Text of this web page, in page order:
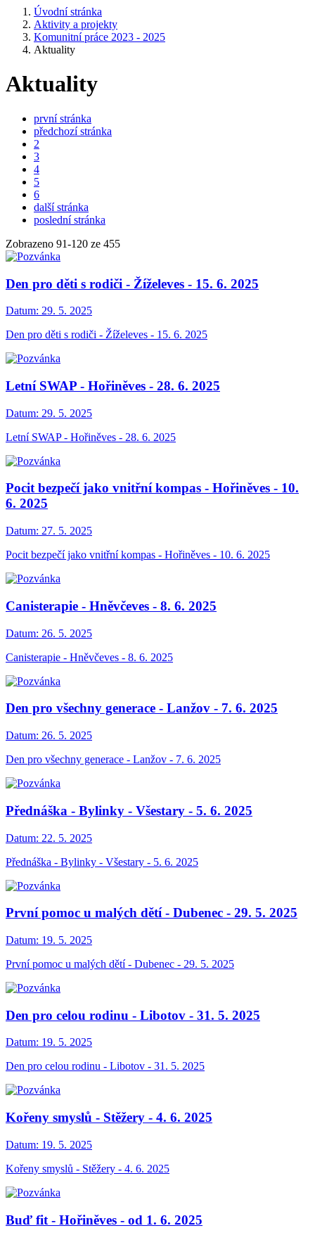
Úvodní stránka
Aktivity a projekty
Komunitní práce 2023 - 2025
Aktuality
Aktuality
první stránka
předchozí stránka
2
3
4
5
6
další stránka
poslední stránka
Zobrazeno 91-120 ze 455
Den pro děti s rodiči - Žíželeves - 15. 6. 2025
Datum: 29. 5. 2025
Den pro děti s rodiči - Žíželeves - 15. 6. 2025
Letní SWAP - Hořiněves - 28. 6. 2025
Datum: 29. 5. 2025
Letní SWAP - Hořiněves - 28. 6. 2025
Pocit bezpečí jako vnitřní kompas - Hořiněves - 10.
6. 2025
Datum: 27. 5. 2025
Pocit bezpečí jako vnitřní kompas - Hořiněves - 10. 6. 2025
Canisterapie - Hněvčeves - 8. 6. 2025
Datum: 26. 5. 2025
Canisterapie - Hněvčeves - 8. 6. 2025
Den pro všechny generace - Lanžov - 7. 6. 2025
Datum: 26. 5. 2025
Den pro všechny generace - Lanžov - 7. 6. 2025
Přednáška - Bylinky - Všestary - 5. 6. 2025
Datum: 22. 5. 2025
Přednáška - Bylinky - Všestary - 5. 6. 2025
První pomoc u malých dětí - Dubenec - 29. 5. 2025
Datum: 19. 5. 2025
První pomoc u malých dětí - Dubenec - 29. 5. 2025
Den pro celou rodinu - Libotov - 31. 5. 2025
Datum: 19. 5. 2025
Den pro celou rodinu - Libotov - 31. 5. 2025
Kořeny smyslů - Stěžery - 4. 6. 2025
Datum: 19. 5. 2025
Kořeny smyslů - Stěžery - 4. 6. 2025
Buď fit - Hořiněves - od 1. 6. 2025